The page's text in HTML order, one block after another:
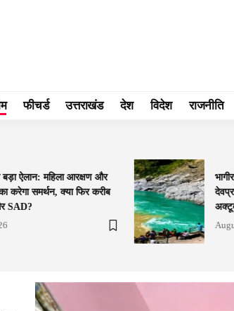
फीचर्ड उत्तराखंड देश विदेश राजनीति
ऐलान: महिला आरक्षण और
करेगा समर्थन, क्या फिर करीब
SAD?